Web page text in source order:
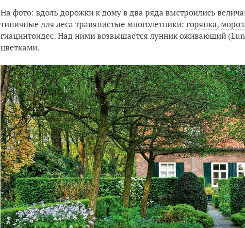
На фото: вдоль дорожки к дому в два ряда выстроились
типичные для леса травянистые многолетники: горянка,
гиацинтоидес. Над ними возвышается лунник оживающий
цветками.